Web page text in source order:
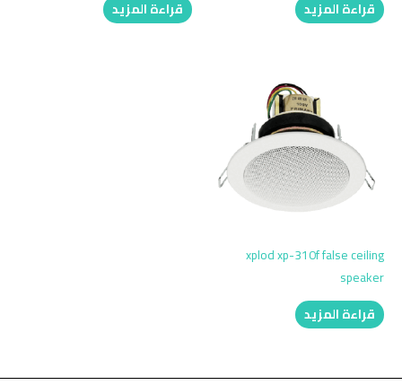
قراءة المزيد
قراءة المزيد
xplod xp-310f false ceiling
speaker
قراءة المزيد